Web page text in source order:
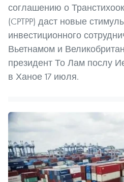
соглашению о
(CPTPP) даст новые
инвестиционного
Вьетнамом и
президент То Лам послу
в Ханое 17 июля.